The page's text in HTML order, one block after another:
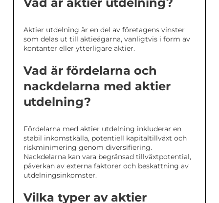
Vad är aktier utdelning?
Aktier utdelning är en del av företagens vinster
som delas ut till aktieägarna, vanligtvis i form av
kontanter eller ytterligare aktier.
Vad är fördelarna och
nackdelarna med aktier
utdelning?
Fördelarna med aktier utdelning inkluderar en
stabil inkomstkälla, potentiell kapitaltillväxt och
riskminimering genom diversifiering.
Nackdelarna kan vara begränsad tillväxtpotential,
påverkan av externa faktorer och beskattning av
utdelningsinkomster.
Vilka typer av aktier